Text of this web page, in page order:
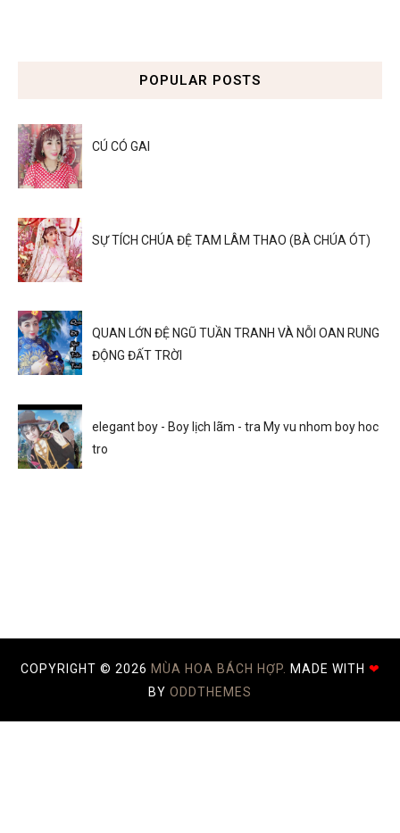
POPULAR POSTS
CÚ CÓ GAI
SỰ TÍCH CHÚA ĐỆ TAM LÂM THAO (BÀ CHÚA ÓT)
QUAN LỚN ĐỆ NGŨ TUẦN TRANH VÀ NỖI OAN RUNG
ĐỘNG ĐẤT TRỜI
elegant boy - Boy lịch lãm - tra My vu nhom boy hoc
tro
COPYRIGHT © 2026 MÙA HOA BÁCH HỢP. MADE WITH ❤
BY ODDTHEMES